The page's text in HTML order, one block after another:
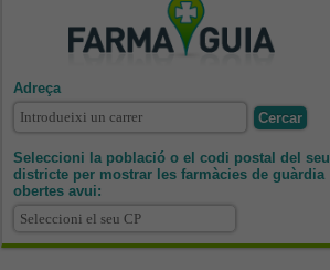
Adreça
Seleccioni la població o el codi postal del seu
districte per mostrar les farmàcies de guàrdia
obertes avui: